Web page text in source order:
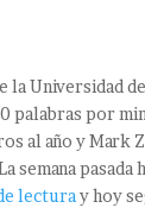
la Universidad
palabras por
al año y Mark
semana pasada
lectura y hoy